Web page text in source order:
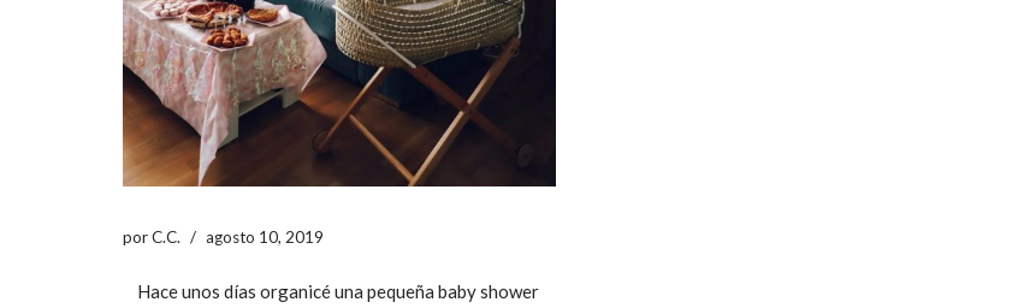
porC.C. agosto 10, 2019
Hace unos días organicé una pequeña baby shower